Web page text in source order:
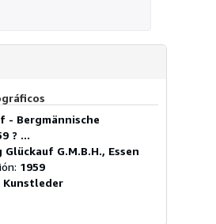
- Bergmännische
? ...
Glückauf G.M.B.H., Essen
1959
Kunstleder